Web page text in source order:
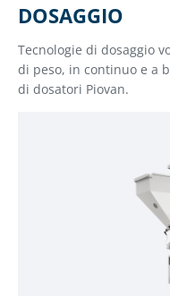
DOSAGGIO
Tecnologie di dosaggio
di peso, in continuo e a
di dosatori Piovan.